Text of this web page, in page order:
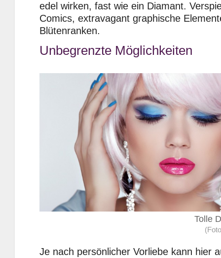
edel wirken, fast wie ein Diamant.
Comics, extravagant graphische
Blütenranken.
Unbegrenzte Möglichkeiten
Tolle
Je nach persönlicher Vorliebe kann hier